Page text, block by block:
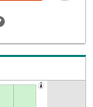
地お待ち合わせ